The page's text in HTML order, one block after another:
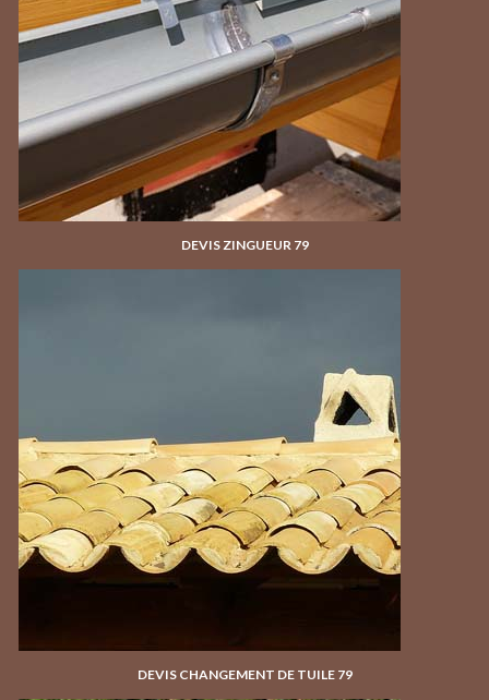
DEVIS ZINGUEUR 79
DEVIS CHANGEMENT DE TUILE 79